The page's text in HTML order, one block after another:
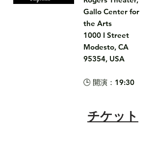
Gallo Center for
the Arts
1000 I Street
Modesto, CA
95354, USA
🕒 開演：19:30
チケット